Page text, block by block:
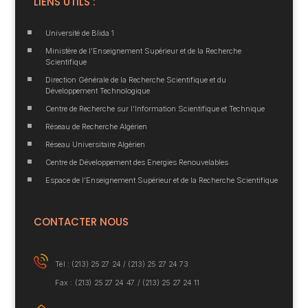
^ Université de Blida 1
^
Ministère de l’Enseignement Supérieur et de la Recherche
Scientifique
^
Direction Générale de la Recherche Scientifique et du
Développement Technologique
^ Centre de Recherche sur l’Information Scientifique et Technique
^ Réseau de Recherche Algérien
^ Réseau Universitaire Algérien
^ Centre de Développement des Energies Renouvelables
^ Espace de l’Enseignement Supérieur et de la Recherche Scientifique
CONTACTER NOUS
Tél : (213) 25 27 24 / (213) 25 27 24 73
Fax : (213) 25 27 24 47 / (213) 25 27 24 11